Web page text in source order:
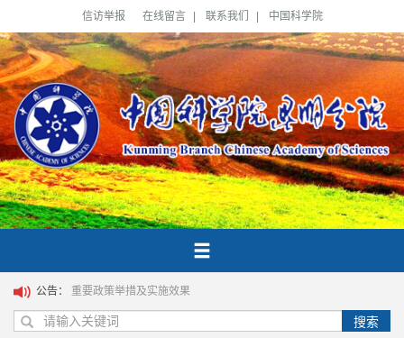
信访举报 在线留言 联系我们 中国科学院
公告： 重要政策举措及实施效果
搜索